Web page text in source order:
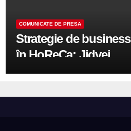
COMUNICATE DE PRESA
Strategie de business
în HoReCa: Jidvei
transformă terasele în